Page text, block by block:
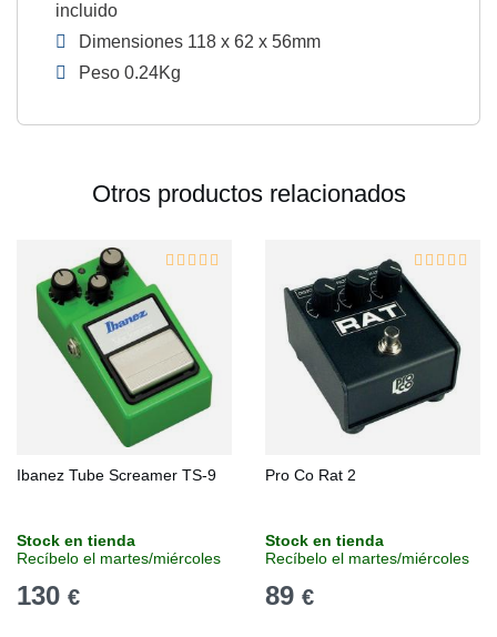
incluido
Dimensiones 118 x 62 x 56mm
Peso 0.24Kg
Otros productos relacionados
Ibanez Tube Screamer TS-9
Stock en tienda
Recíbelo el martes/miércoles
130 €
Pro Co Rat 2
Stock en tienda
Recíbelo el martes/miércoles
89 €